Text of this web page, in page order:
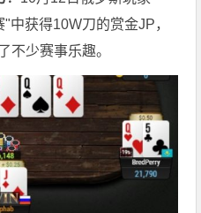
中获得10W刀的赏金JP，
不少赛事乐趣。